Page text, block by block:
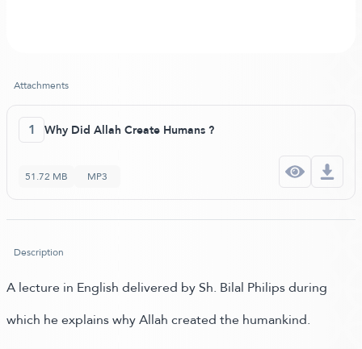
Attachments
1 Why Did Allah Create Humans ?
51.72 MB MP3
Description
A lecture in English delivered by Sh. Bilal Philips during
which he explains why Allah created the humankind.